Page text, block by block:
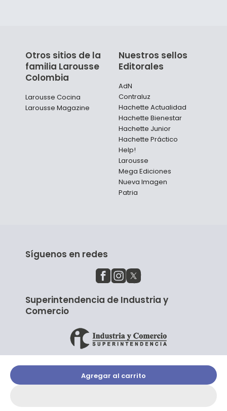
Agregar al carrito
Otros sitios de la
familia Larousse
Colombia
Larousse Cocina
Larousse Magazine
Nuestros sellos
Editorales
AdN
Contraluz
Hachette Actualidad
Hachette Bienestar
Hachette Junior
Hachette Práctico
Help!
Larousse
Mega Ediciones
Nueva Imagen
Patria
Síguenos en redes
Superintendencia de Industria y
Comercio